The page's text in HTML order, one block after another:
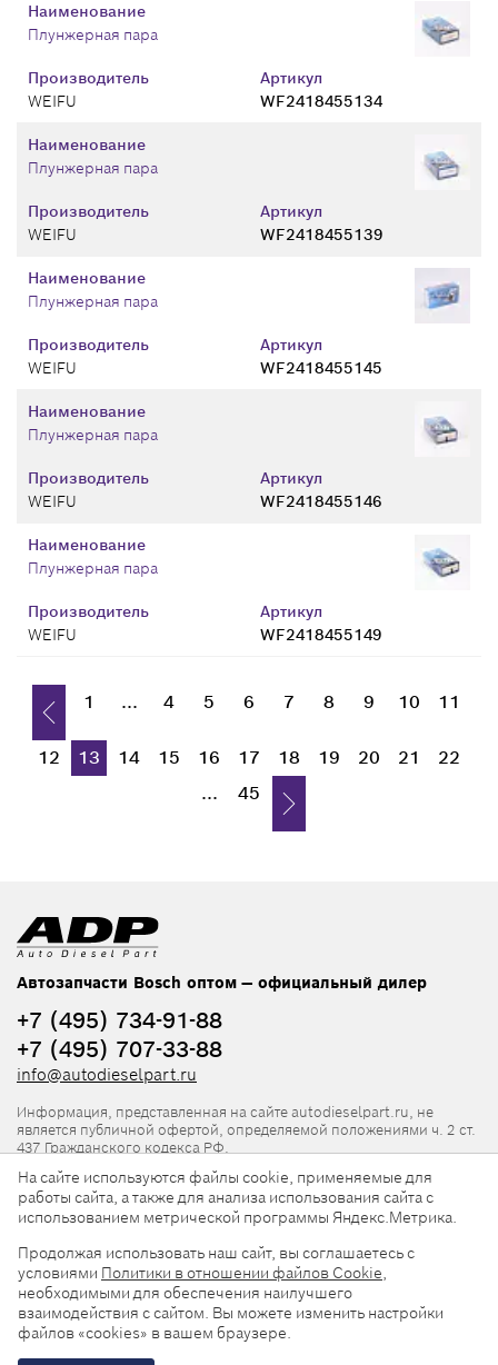
Производитель
WEIFU
Артикул
WF2418455134
Наименование
Плунжерная пара
Производитель
WEIFU
Артикул
WF2418455139
Наименование
Плунжерная пара
Производитель
WEIFU
Артикул
WF2418455145
Наименование
Плунжерная пара
Производитель
WEIFU
Артикул
WF2418455146
Наименование
Плунжерная пара
Производитель
WEIFU
Артикул
WF2418455149
Наименование
Плунжерная пара
1 ... 4 5 6 7 8 9 10 11
12 13 14 15 16 17 18 19 20 21
22
...
45
Автозапчасти Bosch оптом — официальный дилер
+7 (495) 734-91-88
+7 (495) 707-33-88
info@autodieselpart.ru
Информация, представленная на сайте autodieselpart.ru, не
является публичной офертой, определяемой положениями ч. 2 ст.
437 Гражданского кодекса РФ.
Нормативная документация
ADP в социальных сетях
© 2026, ООО «АвтоДизельПарт». Все права защищены.
На сайте используются файлы cookie, применяемые для
работы сайта, а также для анализа использования сайта с
использованием метрической программы Яндекс.Метрика.
Продолжая использовать наш сайт, вы соглашаетесь с
условиями Политики в отношении файлов Cookie,
необходимыми для обеспечения наилучшего
взаимодействия с сайтом. Вы можете изменить настройки
файлов «cookies» в вашем браузере.